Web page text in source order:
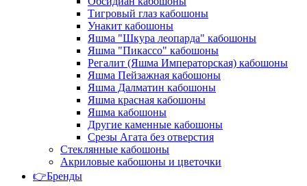
Тигровый глаз кабошоны
Унакит кабошоны
Яшма "Шкура леопарда" кабошоны
Яшма "Пикассо" кабошоны
Регалит (Яшма Императорская) кабошоны
Яшма Пейзажная кабошоны
Яшма Далматин кабошоны
Яшма красная кабошоны
Яшма кабошоны
Другие каменные кабошоны
Срезы Агата без отверстия
Стеклянные кабошоны
Акриловые кабошоны и цветочки
👉Бренды